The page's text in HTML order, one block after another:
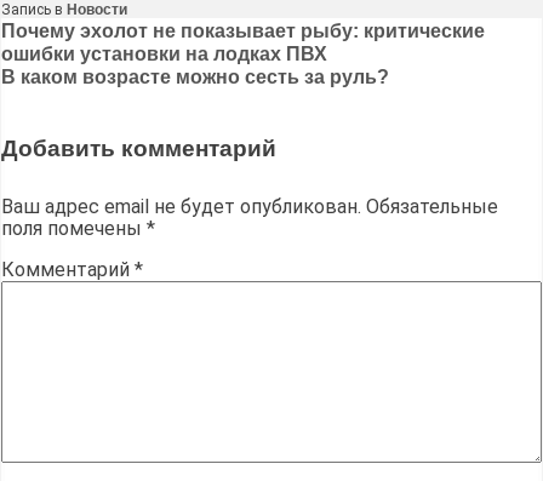
Запись в Новости
Навигация
по
Почему эхолот не показывает рыбу: критические
ошибки установки на лодках ПВХ
В каком возрасте можно сесть за руль?
Добавить комментарий
Ваш адрес email не будет опубликован. Обязательные
поля помечены *
Комментарий *